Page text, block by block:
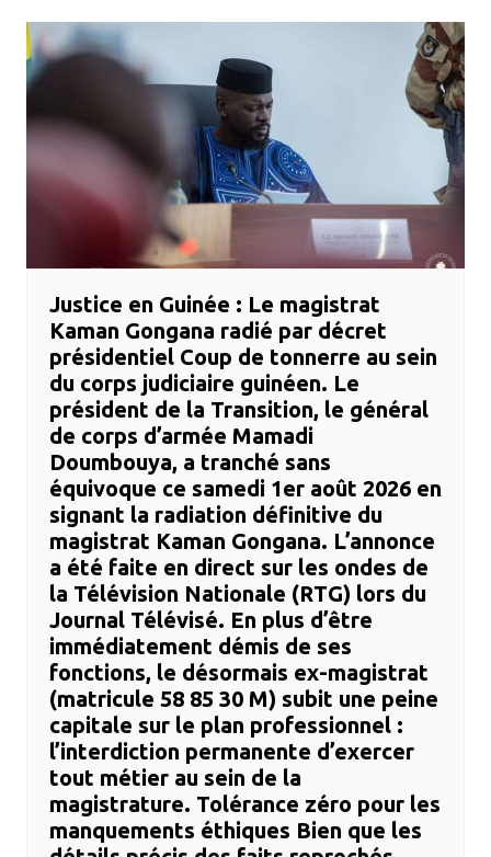
​Justice en Guinée : Le magistrat
Kaman Gongana radié par décret
présidentiel ​Coup de tonnerre au sein
du corps judiciaire guinéen. Le
président de la Transition, le général
de corps d’armée Mamadi
Doumbouya, a tranché sans
équivoque ce samedi 1er août 2026 en
signant la radiation définitive du
magistrat Kaman Gongana. ​L’annonce
a été faite en direct sur les ondes de
la Télévision Nationale (RTG) lors du
Journal Télévisé. En plus d’être
immédiatement démis de ses
fonctions, le désormais ex-magistrat
(matricule 58 85 30 M) subit une peine
capitale sur le plan professionnel :
l’interdiction permanente d’exercer
tout métier au sein de la
magistrature. ​Tolérance zéro pour les
manquements éthiques ​Bien que les